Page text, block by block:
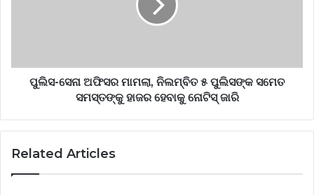
ପୁଲିସ-ସେନା ଅଫିସର ମାମଲା, ନିଲମ୍ବିତ ୫ ପୁଲିସଙ୍କ ସମେତ
ସମସ୍ତଙ୍କୁ ହାଜର ହେବାକୁ ନୋଟିସ୍ ଜାରି
Related Articles